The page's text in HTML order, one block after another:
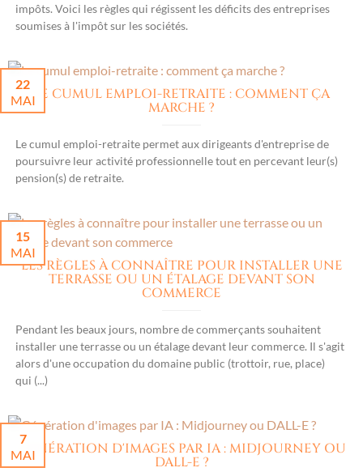
impôts. Voici les règles qui régissent les déficits des entreprises
soumises à l'impôt sur les sociétés.
LE CUMUL EMPLOI-RETRAITE : COMMENT ÇA
MARCHE ?
22
MAI
Le cumul emploi-retraite permet aux dirigeants d'entreprise de
poursuivre leur activité professionnelle tout en percevant leur(s)
pension(s) de retraite.
LES RÈGLES À CONNAÎTRE POUR INSTALLER UNE
TERRASSE OU UN ÉTALAGE DEVANT SON
COMMERCE
15
MAI
Pendant les beaux jours, nombre de commerçants souhaitent
installer une terrasse ou un étalage devant leur commerce. Il s'agit
alors d'une occupation du domaine public (trottoir, rue, place)
qui (...)
GÉNÉRATION D'IMAGES PAR IA : MIDJOURNEY OU
DALL-E ?
7
MAI